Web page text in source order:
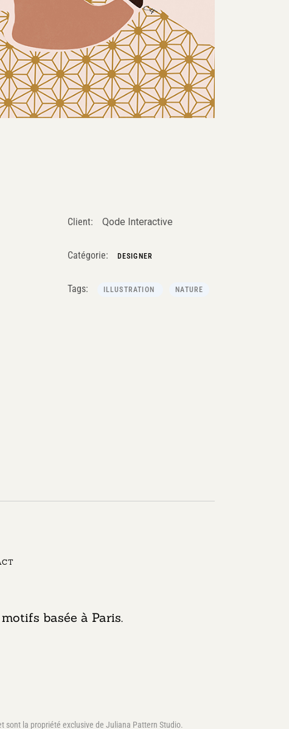
Client: Qode Interactive
Catégorie: DESIGNER
Tags: ILLUSTRATION NATURE
basée à Paris.
la propriété exclusive de Juliana Pattern Studio.